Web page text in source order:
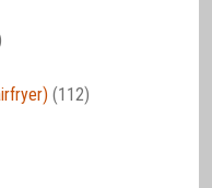
(112)